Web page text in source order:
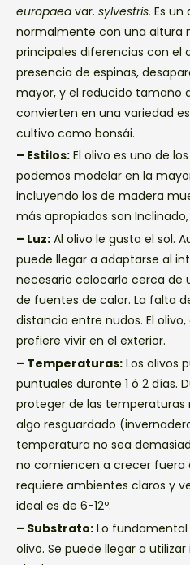
europaea var. sylvestris. Es un
normalmente con una altura
principales diferencias con el
presencia de espinas,
mayor, y el reducido tamaño
convierten en una variedad
cultivo como bonsái.
– Estilos: El olivo es uno de
podemos modelar en la
incluyendo los de madera
más apropiados son
– Luz: Al olivo le gusta el sol.
puede llegar a adaptarse al
necesario colocarlo cerca de
de fuentes de calor. La falta
distancia entre nudos. El
prefiere vivir en el exterior.
– Temperaturas: Los olivos
puntuales durante 1 ó 2 días.
proteger de las temperaturas
algo resguardado
temperatura no sea
no comiencen a crecer fuera
requiere ambientes claros y
ideal es de 6-12º.
– Substrato: Lo fundamental
olivo. Se puede llegar a utilizar